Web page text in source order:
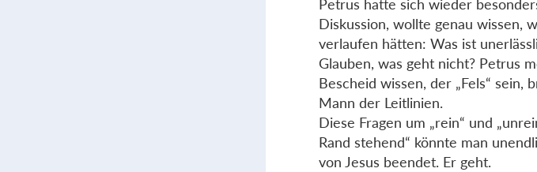
Petrus hatte sich wieder
Diskussion, wollte genau wissen,
verlaufen hätten: Was ist
Glauben, was geht nicht? Petrus
Bescheid wissen, der „Fels“
Mann der Leitlinien.
Diese Fragen um „rein“ und
Rand stehend“ könnte man
von Jesus beendet. Er geht.